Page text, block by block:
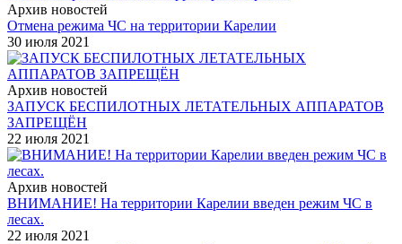
Архив новостей
Отмена режима ЧС на территории Карелии
30 июля 2021
Архив новостей
ЗАПУСК БЕСПИЛОТНЫХ ЛЕТАТЕЛЬНЫХ АППАРАТОВ
ЗАПРЕЩЁН
22 июля 2021
Архив новостей
ВНИМАНИЕ! На территории Карелии введен режим ЧС в
лесах.
22 июля 2021